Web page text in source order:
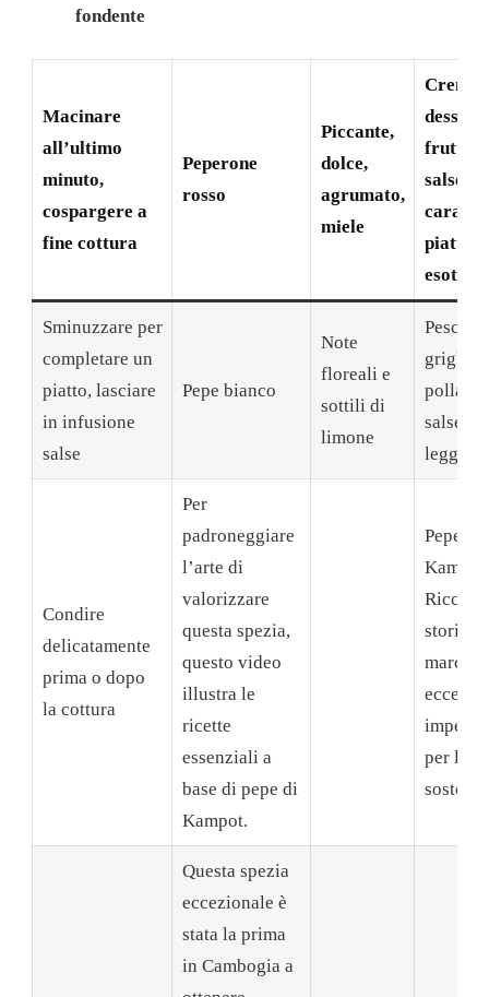
fondente
Macinare
all’ultimo
minuto,
cospargere a
fine cottura
Peperone
rosso
Piccante,
dolce,
agrumato,
miele
Creme
dessert
frutti
salse al
piatti
esotici
Sminuzzare per
completare un
piatto, lasciare
in infusione
salse
Pepe bianco
Note
floreali e
sottili di
limone
Pesce
griglia,
salse
leggere
Condire
delicatamente
prima o dopo
la cottura
Per
padroneggiare
l’arte di
valorizzare
questa spezia,
questo video
illustra le
ricette
essenziali a
base di pepe di
Kampot.
Pepe di
storica,
marchi
per la
Questa spezia
eccezionale è
stata la prima
in Cambogia a